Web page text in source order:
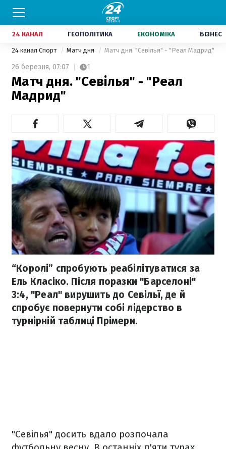
24 КАНАЛ ГЕОПОЛІТИКА ЕКОНОМІКА БІЗНЕС
24 канал Спорт Матч дня Матч дня. "Севілья" - "Реал Мадрид"
26 березня, 07:07 1
Матч дня. "Севілья" - "Реал
Мадрид"
“Королі” спробують реабілітуватися за
Ель Класіко. Після поразки "Барселоні"
3:4, "Реал" вирушить до Севільї, де й
спробує повернути собі лідерство в
турнірній таблиці Прімери.
"Севілья" досить вдало розпочала